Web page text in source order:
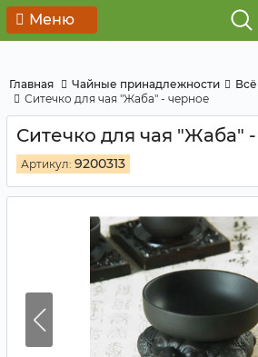
Меню
Главная Чайные принадлежности
Ситечко для чая "Жаба" - черное
Ситечко для чая "Жаба"
Артикул: 9200313